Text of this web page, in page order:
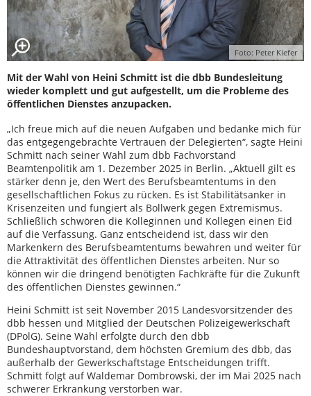
Foto: Peter Kiefer
Mit der Wahl von Heini Schmitt ist die dbb Bundesleitung
wieder komplett und gut aufgestellt, um die Probleme des
öffentlichen Dienstes anzupacken.
„Ich freue mich auf die neuen Aufgaben und bedanke mich für
das entgegengebrachte Vertrauen der Delegierten“, sagte Heini
Schmitt nach seiner Wahl zum dbb Fachvorstand
Beamtenpolitik am 1. Dezember 2025 in Berlin. „Aktuell gilt es
stärker denn je, den Wert des Berufsbeamtentums in den
gesellschaftlichen Fokus zu rücken. Es ist Stabilitätsanker in
Krisenzeiten und fungiert als Bollwerk gegen Extremismus.
Schließlich schwören die Kolleginnen und Kollegen einen Eid
auf die Verfassung. Ganz entscheidend ist, dass wir den
Markenkern des Berufsbeamtentums bewahren und weiter für
die Attraktivität des öffentlichen Dienstes arbeiten. Nur so
können wir die dringend benötigten Fachkräfte für die Zukunft
des öffentlichen Dienstes gewinnen.“
Heini Schmitt ist seit November 2015 Landesvorsitzender des
dbb hessen und Mitglied der Deutschen Polizeigewerkschaft
(DPolG). Seine Wahl erfolgte durch den dbb
Bundeshauptvorstand, dem höchsten Gremium des dbb, das
außerhalb der Gewerkschaftstage Entscheidungen trifft.
Schmitt folgt auf Waldemar Dombrowski, der im Mai 2025 nach
schwerer Erkrankung verstorben war.